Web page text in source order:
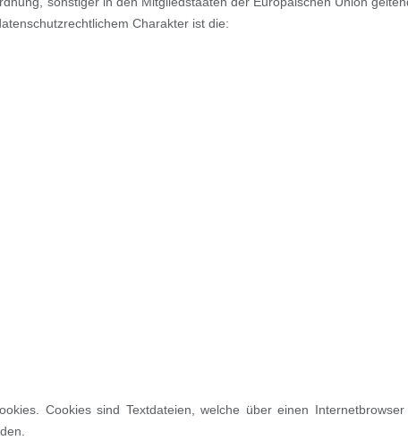
Charakter ist die:
Cookies sind Textdateien, welche über einen